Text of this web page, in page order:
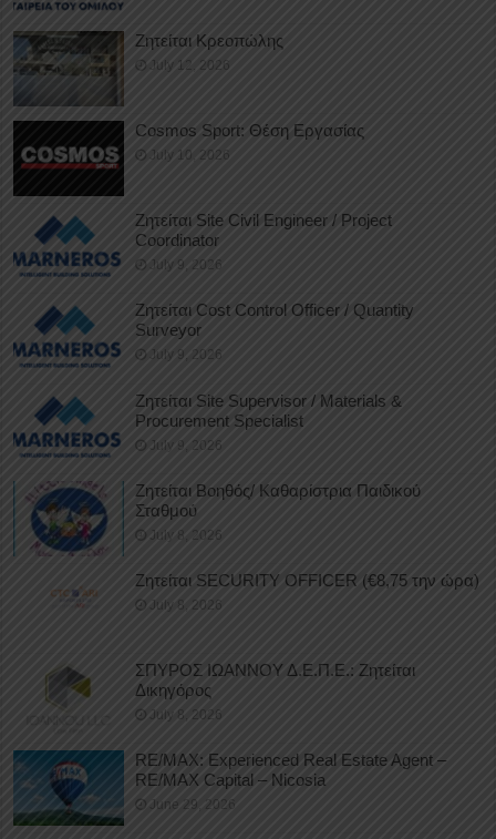
Ζητείται Κρεοπώλης
July 12, 2026
Cosmos Sport: Θέση Εργασίας
July 10, 2026
Ζητείται Site Civil Engineer / Project
Coordinator
July 9, 2026
Ζητείται Cost Control Officer / Quantity
Surveyor
July 9, 2026
Ζητείται Site Supervisor / Materials &
Procurement Specialist
July 9, 2026
Ζητείται Βοηθός/ Καθαρίστρια Παιδικού
Σταθμού
July 8, 2026
Ζητείται SECURITY OFFICER (€8,75 την ώρα)
July 8, 2026
ΣΠΥΡΟΣ ΙΩΑΝΝΟΥ Δ.Ε.Π.Ε.: Ζητείται
Δικηγόρος
July 8, 2026
RE/MAX: Experienced Real Estate Agent –
RE/MAX Capital – Nicosia
June 29, 2026